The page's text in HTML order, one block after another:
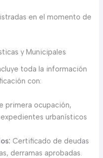
en el momento de
y Municipales
toda la información
con:
primera ocupación,
urbanísticos
Certificado de deudas
derramas aprobadas.